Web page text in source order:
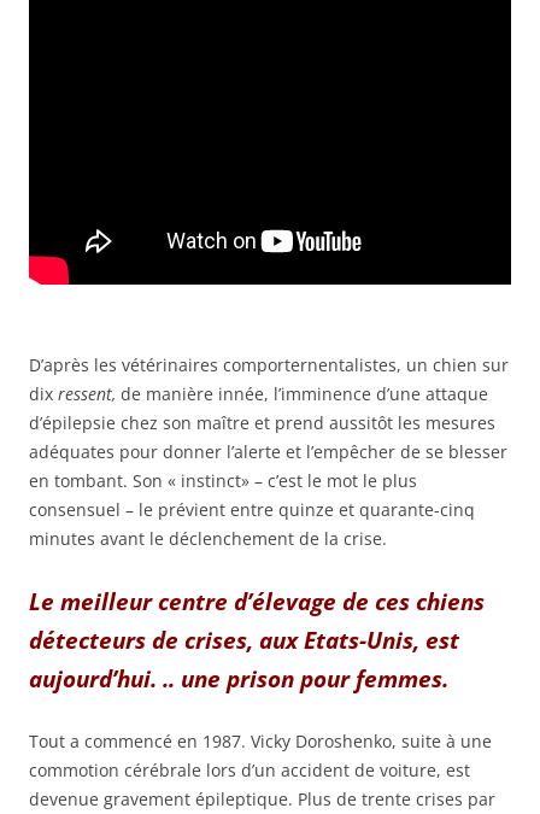
D’après les vétérinaires comporternentalistes, un chien sur
dix ressent, de manière innée, l’imminence d’une attaque
d’épilepsie chez son maître et prend aussitôt les mesures
adéquates pour donner l’alerte et l’empêcher de se blesser
en tombant. Son « instinct» – c’est le mot le plus
consensuel – le prévient entre quinze et quarante-cinq
minutes avant le déclenchement de la crise.
Le meilleur centre d’élevage de ces chiens
détecteurs de crises, aux Etats-Unis, est
aujourd’hui. .. une prison pour femmes.
Tout a commencé en 1987. Vicky Doroshenko, suite à une
commotion cérébrale lors d’un accident de voiture, est
devenue gravement épileptique. Plus de trente crises par